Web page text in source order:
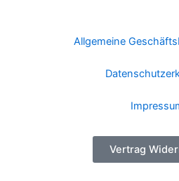
Allgemeine
Vertrag